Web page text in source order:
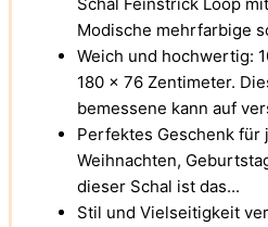
Modische mehrfarbige
Weich und hochwertig:
180 x 76 Zentimeter.
bemessene kann auf
Perfektes Geschenk für
Weihnachten,
dieser Schal ist das...
Stil und Vielseitigkeit